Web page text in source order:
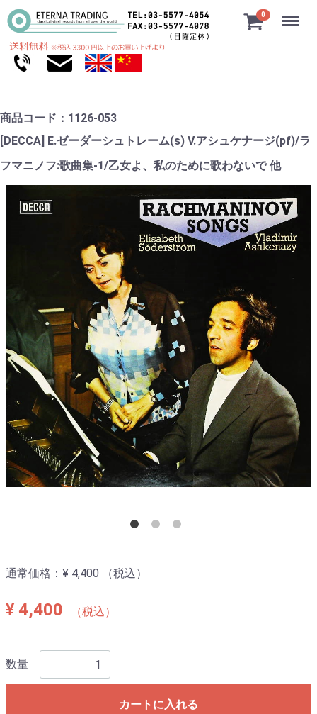
0 Menu
商品コード：1126-053
[DECCA] E.ゼーダーシュトレーム(s) V.アシュケナージ(pf)/ラ
フマニノフ:歌曲集-1/乙女よ、私のために歌わないで 他
通常価格： ¥ 4,400 （税込）
¥ 4,400 （税込）
数量
カートに入れる